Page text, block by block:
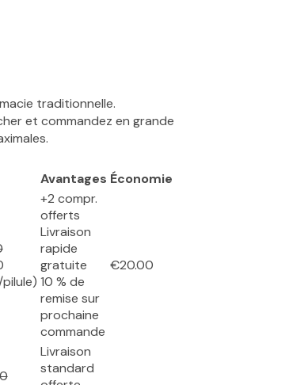
traditionnelle.
et commandez en grande
Avantages Économie
+2 compr.
offerts
Livraison
rapide
gratuite
10 % de
remise sur
prochaine
commande
€20.00
Livraison
standard